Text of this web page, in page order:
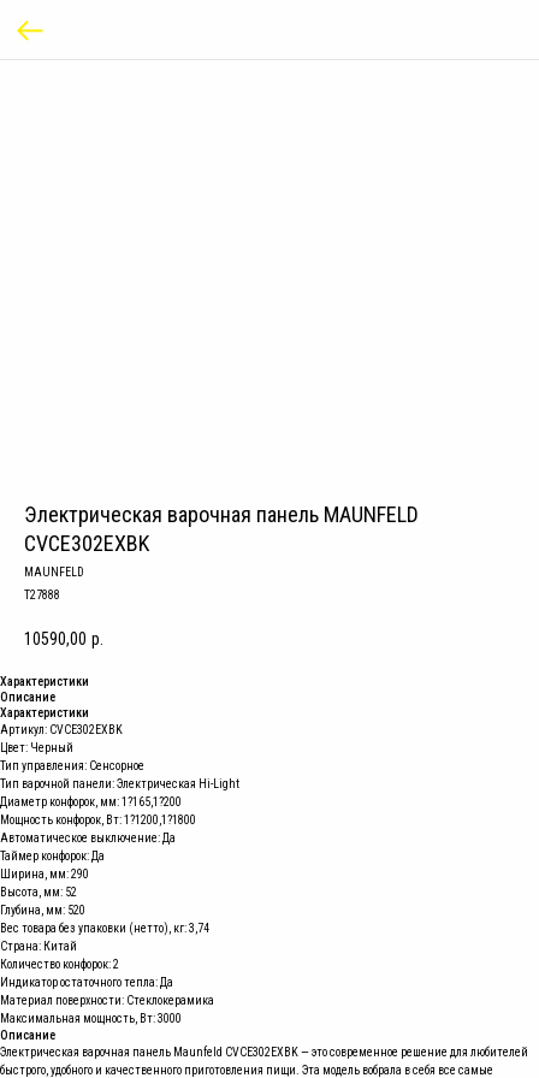
Электрическая варочная панель MAUNFELD
CVCE302EXBK
MAUNFELD
T27888
10590,00 р.
Характеристики
Описание
Характеристики
Артикул: CVCE302EXBK
Цвет: Черный
Тип управления: Сенсорное
Тип варочной панели: Электрическая Hi-Light
Диаметр конфорок, мм: 1?165,1?200
Мощность конфорок, Вт: 1?1200,1?1800
Автоматическое выключение: Да
Таймер конфорок: Да
Ширина, мм: 290
Высота, мм: 52
Глубина, мм: 520
Вес товара без упаковки (нетто), кг: 3,74
Страна: Китай
Количество конфорок: 2
Индикатор остаточного тепла: Да
Материал поверхности: Стеклокерамика
Максимальная мощность, Вт: 3000
Описание
Электрическая варочная панель Maunfeld CVCE302EXBK — это современное решение для любителей
быстрого, удобного и качественного приготовления пищи. Эта модель вобрала в себя все самые